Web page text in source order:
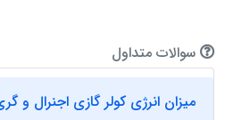
سوالات متداول
میزان انرژی کولر گازی اجنرال و